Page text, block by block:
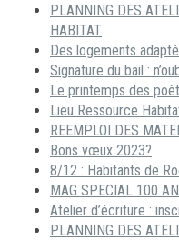
PLANNING DES
HABITAT
Des logements
Signature du bail :
Le printemps des
Lieu Ressource
REEMPLOI DES
Bons vœux 2023?
8/12 : Habitants de
MAG SPECIAL 100
Atelier d’écriture :
PLANNING DES